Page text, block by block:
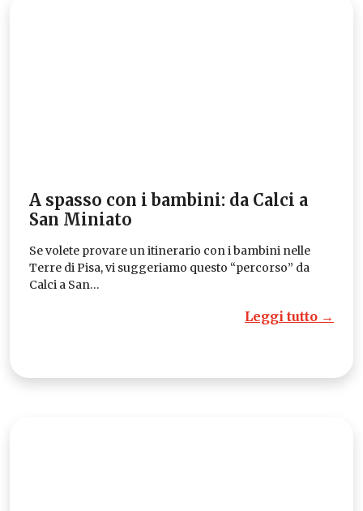
A spasso con i bambini: da Calci a
San Miniato
Se volete provare un itinerario con i bambini nelle
Terre di Pisa, vi suggeriamo questo “percorso” da
Calci a San…
Leggi tutto →